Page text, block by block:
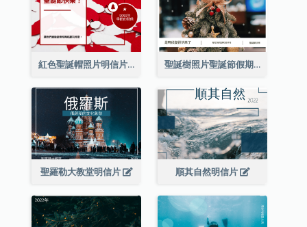
紅色聖誕帽照片明信片 聖誕樹照片聖誕節假期明信片
聖羅勒大教堂明信片 順其自然明信片